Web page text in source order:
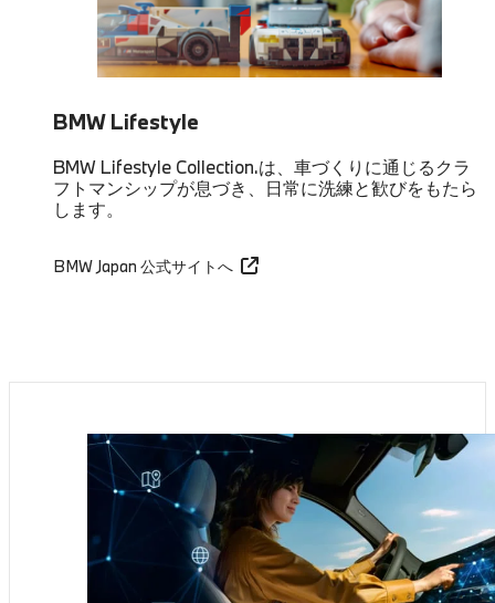
BMW Lifestyle
BMW Lifestyle Collection.は、車づくりに通じるクラ
フトマンシップが息づき、日常に洗練と歓びをもたら
します。
BMW Japan 公式サイトへ